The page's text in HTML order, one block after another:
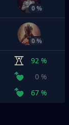
0 %
0 %
92 %
0 %
67 %